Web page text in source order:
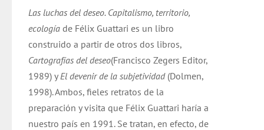
Las luchas del deseo. Capitalismo, territorio,
ecología de Félix Guattari es un libro
construido a partir de otros dos libros,
Cartografías del deseo(Francisco Zegers Editor,
1989) yEl devenir de la subjetividad(Dolmen,
1998). Ambos, fieles retratos de la
preparación y visita que Félix Guattari haría a
nuestro país en 1991. Se tratan, en efecto, de